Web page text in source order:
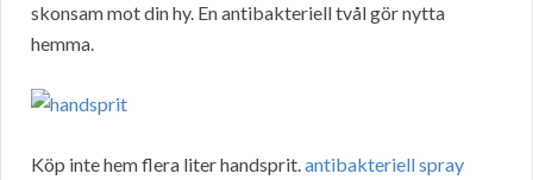
skonsam mot din hy. En antibakteriell tvål gör nytta
hemma.
Köp inte hem flera liter handsprit.antibakteriell spray